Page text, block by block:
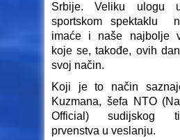
Srbije. Veliku ulogu
sportskom spektaklu
imaće i naše najbolje
koje se, takođe, ovih
svoj način.
Koji je to način
Kuzmana, šefa NTO
Official) sudijskog
prvenstva u veslanju.